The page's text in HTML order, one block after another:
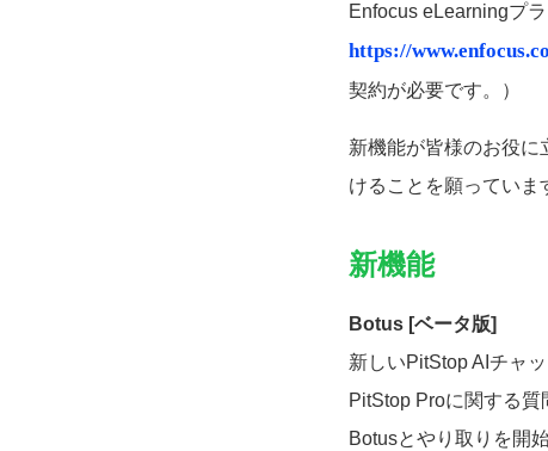
Enfocus eLearningプ
https://
契約が必要です。）
新機能が皆様のお役
けることを願っていま
新機能
Botus [ベータ版]
新しいPitStop AIチャ
PitStop Proに関する
Botusとやり取りを開